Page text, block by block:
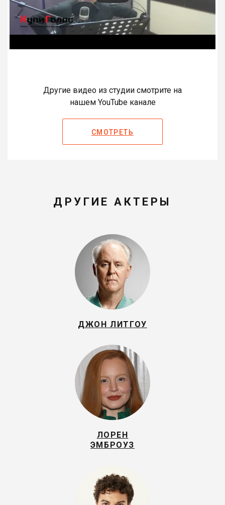
Другие видео из студии смотрите на
нашем YouTube канале
СМОТРЕТЬ
ДРУГИЕ АКТЕРЫ
ДЖОН ЛИТГОУ
ЛОРЕН
ЭМБРОУЗ